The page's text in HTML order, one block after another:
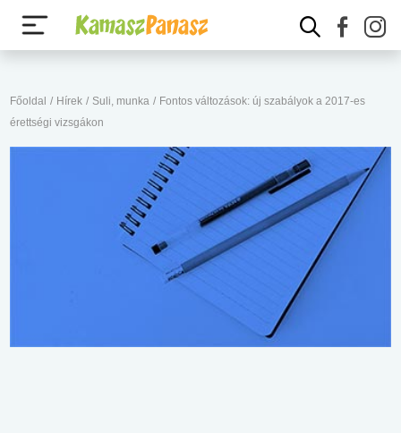
Főoldal / Hírek / Suli, munka / Fontos változások: új szabályok a 2017-es
érettségi vizsgákon